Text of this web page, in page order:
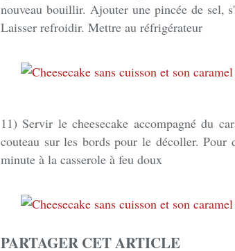
nouveau bouillir. Ajouter une pincée de sel,
Laisser refroidir. Mettre au réfrigérateur
11) Servir le cheesecake accompagné du
couteau sur les bords pour le décoller. Pour
minute à la casserole à feu doux
PARTAGER CET ARTICLE